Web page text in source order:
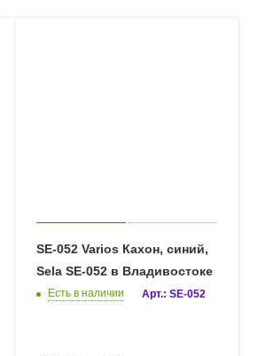
SE-052 Varios Кахон, синий,
Sela SE-052 в Владивостоке
Есть в наличии Арт.: SE-052